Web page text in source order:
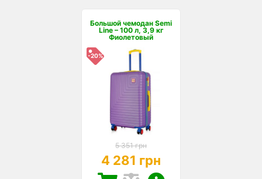
Большой чемодан Semi
Line – 100 л, 3,9 кг
Фиолетовый
-20%
5 351 грн
4 281 грн